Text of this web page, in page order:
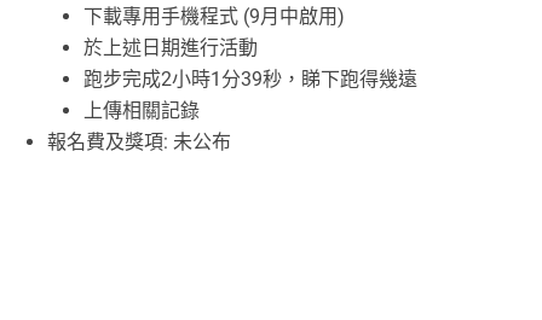
下載專用手機程式 (9月中啟用)
於上述日期進行活動
跑步完成2小時1分39秒，睇下跑得幾遠
上傳相關記錄
報名費及獎項: 未公布